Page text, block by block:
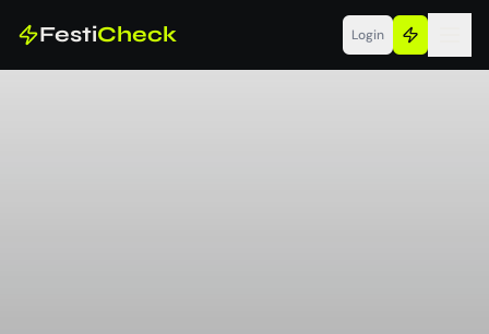
FestiCheck Login